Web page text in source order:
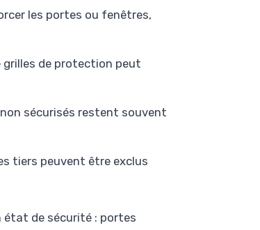
les portes ou fenêtres,
grilles de protection peut
sécurisés restent souvent
tiers peuvent être exclus
état de sécurité : portes